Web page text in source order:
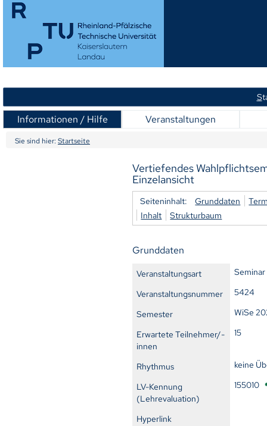
S
Informationen / Hilfe Veranstaltungen
Sie sind hier: Startseite
Vertiefendes
Einzelansicht
Seiteninhalt: Grunddaten
Inhalt
Strukturbaum
Grunddaten
Veranstaltungsart
Seminar
Veranstaltungsnummer
5424
Semester
WiSe
Erwartete Teilnehmer/-
innen
15
Rhythmus
keine
LV-Kennung
(Lehrevaluation)
155010
Hyperlink